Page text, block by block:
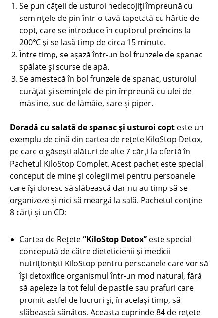
Se pun căţeii de usturoi nedecojiţi împreună cu
seminţele de pin într-o tavă tapetată cu hârtie de
copt, care se introduce în cuptorul preîncins la
200°C şi se lasă timp de circa 15 minute.
Între timp, se aşază într-un bol frunzele de spanac
spălate şi scurse de apă.
Se amestecă în bol frunzele de spanac, usturoiul
curăţat şi seminţele de pin împreună cu ulei de
măsline, suc de lămâie, sare şi piper.
Doradă cu salată de spanac şi usturoi copt este un
exemplu de cină din cartea de rețete KiloStop Detox,
pe care o găsești alături de alte 7 cărți la ofertă în
Pachetul KiloStop Complet. Acest pachet este special
conceput de mine și colegii mei pentru persoanele
care își doresc să slăbească dar nu au timp să se
organizeze și nici să meargă la sală. Pachetul conține
8 cărți și un CD:
Cartea de Rețete“KiloStop Detox” este special
concepută de către dieteticienii și medicii
nutriționiști KiloStop pentru persoanele care vor să
își detoxifice organismul într-un mod natural, fără
să apeleze la tot felul de pastile sau prafuri care
promit astfel de lucruri și, în același timp, să
slăbească sănătos. Aceasta cuprinde 84 de rețete